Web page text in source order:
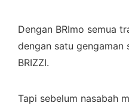
Dengan BRImo semua
dengan satu gengaman
BRIZZI.
Tapi sebelum nasabah